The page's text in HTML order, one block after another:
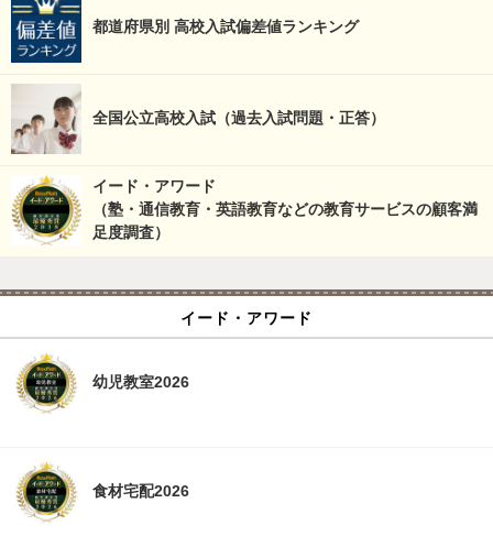
都道府県別 高校入試偏差値ランキング
全国公立高校入試（過去入試問題・正答）
イード・アワード
（塾・通信教育・英語教育などの教育サービスの顧客満
足度調査）
イード・アワード
幼児教室2026
食材宅配2026